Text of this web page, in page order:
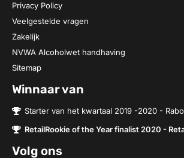
Privacy Policy
Veelgestelde vragen
Zakelijk
NVWA Alcoholwet handhaving
Sitemap
Winnaar van
Starter van het kwartaal 2019 -2020 -
RetailRookie of the Year finalist 2020 -
Volg ons